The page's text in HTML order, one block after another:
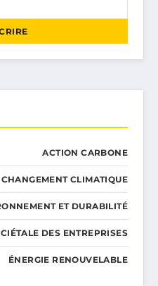
ACTION CARBONE
CHANGEMENT CLIMATIQUE
ET DURABILITÉ
DES ENTREPRISES
ÉNERGIE RENOUVELABLE